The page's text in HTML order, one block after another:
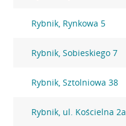
Rybnik, Rynkowa 5
Rybnik, Sobieskiego 7
Rybnik, Sztolniowa 38
Rybnik, ul. Kościelna 2a